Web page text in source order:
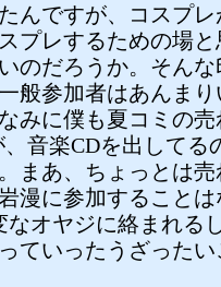
んですが、コスプ
プレするための場
のだろうか。そん
般参加者はあんま
みに僕も夏コミの
音楽CDを出してる
まあ、ちょっとは
漫に参加すること
オヤジに絡まれる
ていったうざった